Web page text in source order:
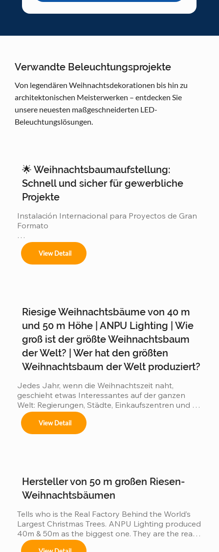
Verwandte Beleuchtungsprojekte
Von legendären Weihnachtsdekorationen bis hin zu
architektonischen Meisterwerken – entdecken Sie
unsere neuesten maßgeschneiderten LED-
Beleuchtungslösungen.
🌟 Weihnachtsbaumaufstellung:
Schnell und sicher für gewerbliche
Projekte
Instalación Internacional para Proyectos de Gran
Formato
Ofrecemos servicios completos de instalación
para:
Árboles de 4m a 50m en espacios interiores y
exteriores.
Centros comerciales, hoteles y eventos
municipales.
Festivales navideños, parques temáticos y
activaciones de marca.
View Detail
Riesige Weihnachtsbäume von 40 m
und 50 m Höhe | ANPU Lighting | Wie
groß ist der größte Weihnachtsbaum
der Welt? | Wer hat den größten
Weihnachtsbaum der Welt produziert?
Jedes Jahr, wenn die Weihnachtszeit naht,
geschieht etwas Interessantes auf der ganzen
Welt: Regierungen, Städte, Einkaufszentren und
Touristenziele beginnen einen stillen Wettbewerb:
👉 Wer kann den beeindruckendsten großen
Medien. Es wird ein höherer kommerzieller Wert
erzeugt Wenn Länder im Wettbewerb stehen,...
View Detail
Hersteller von 50 m großen Riesen-
Weihnachtsbäumen
Tells who is the Real Factory Behind the World’s
Largest Christmas Trees. ANPU Lighting produced
40m & 50m as the biggest one. They are the real
China factory for Giant Christmas Tree.